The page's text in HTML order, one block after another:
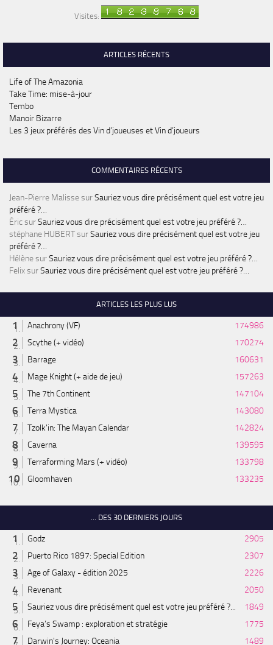
Visites:
ARTICLES RÉCENTS
Life of The Amazonia
Take Time: mise-à-jour
Tembo
Manoir Bizarre
Les 3 jeux préférés des Vin d’joueuses et Vin d’joueurs
COMMENTAIRES RÉCENTS
Jean-Pierre MalissesurSauriez vous dire précisément quel est votre jeu
préféré ?…
ÉricsurSauriez vous dire précisément quel est votre jeu préféré ?…
stéphane HUBERTsurSauriez vous dire précisément quel est votre jeu
préféré ?…
HélènesurSauriez vous dire précisément quel est votre jeu préféré ?…
FelixsurSauriez vous dire précisément quel est votre jeu préféré ?…
ARTICLES LES PLUS LUS
Anachrony (VF)
174986
Scythe (+ vidéo)
170274
Barrage
160631
Mage Knight (+ aide de jeu)
157263
The 7th Continent
147104
Terra Mystica
143080
Tzolk'in: The Mayan Calendar
142824
Caverna
139595
Terraforming Mars (+ vidéo)
133798
Gloomhaven
133235
... DES 30 DERNIERS JOURS
Godz
2905
Puerto Rico 1897: Special Edition
2307
Age of Galaxy - édition 2025
2226
Revenant
2050
Sauriez vous dire précisément quel est votre jeu préféré ?...
1849
Feya’s Swamp : exploration et stratégie
1775
Darwin's Journey: Oceania
1489